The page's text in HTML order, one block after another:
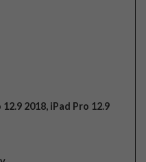
2018, iPad Pro 12.9